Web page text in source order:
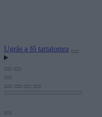
Ugrás a fő tartalomra